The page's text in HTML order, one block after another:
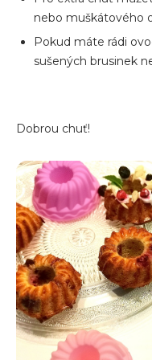
nebo muškátového
Pokud máte rádi
sušených brusinek
Dobrou chuť!